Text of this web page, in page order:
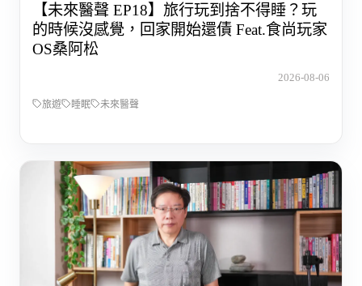
【未來醫聲 EP18】旅行玩到捨不得睡？玩
的時候沒感覺，回家開始還債 Feat.食尚玩家
OS桑阿松
2026-08-06
旅遊 睡眠 未來醫聲